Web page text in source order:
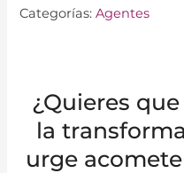
Categorías:Agentes
¿Quieres
la
urge